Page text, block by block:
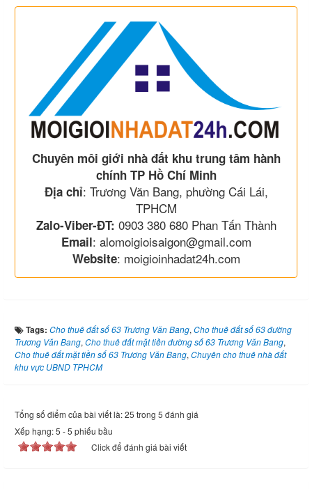
Chuyên môi giới nhà đất khu trung tâm hành
chính TP Hồ Chí Minh
Địa chỉ: Trương Văn Bang, phường Cái Lái,
TPHCM
Zalo-Viber-ĐT: 0903 380 680 Phan Tấn Thành
Email: alomoigioisaigon@gmail.com
Website: moigioinhadat24h.com
Tags: Cho thuê đất số 63 Trương Văn Bang, Cho thuê đất số 63 đường
Trương Văn Bang, Cho thuê đất mặt tiền đường số 63 Trương Văn Bang,
Cho thuê đất mặt tiền số 63 Trương Văn Bang, Chuyên cho thuê nhà đất
khu vực UBND TPHCM
Tổng số điểm của bài viết là: 25 trong 5 đánh giá
Xếp hạng:5 -5 phiếu bầu
Click để đánh giá bài viết